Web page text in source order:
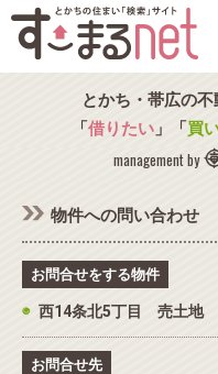
とかち・帯広の
「借りたい」「買
management by
物件への問い合わせ
お問合せをする物件
◉ 西14条北5丁目 売土地
お問合せ先